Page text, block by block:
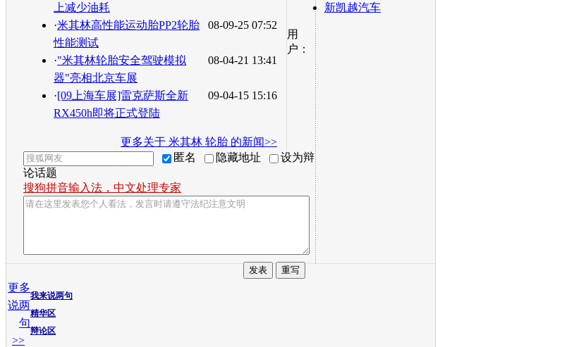
上减少油耗
08-09-25 07:52
·米其林高性能运动胎PP2轮胎
性能测试
08-04-21 13:41
·"米其林轮胎安全驾驶模拟
器"亮相北京车展
09-04-15 15:16
·[09上海车展]雷克萨斯全新
RX450h即将正式登陆
更多关于 米其林 轮胎 的新闻>>
新凯越汽车
用
户：
匿名 隐藏地址
设为辩
论话题
搜狗拼音输入法，中文处理专家
我来说两句
精华区
辩论区
更多
说两
句
>>